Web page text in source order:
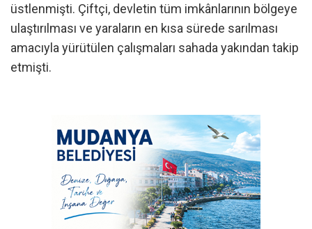
üstlenmişti. Çiftçi, devletin tüm imkânlarının bölgeye
ulaştırılması ve yaraların en kısa sürede sarılması
amacıyla yürütülen çalışmaları sahada yakından takip
etmişti.